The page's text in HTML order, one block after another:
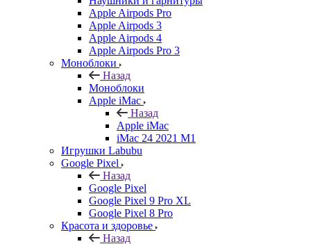
Apple Airpods Pro
Apple Airpods 3
Apple Airpods 4
Apple Airpods Pro 3
Моноблоки
Назад
Моноблоки
Apple iMac
Назад
Apple iMac
iMac 24 2021 M1
Игрушки Labubu
Google Pixel
Назад
Google Pixel
Google Pixel 9 Pro XL
Google Pixel 8 Pro
Красота и здоровье
Назад